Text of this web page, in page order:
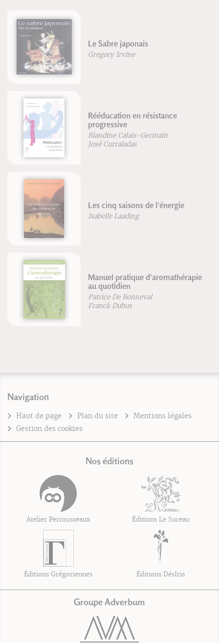
Repenser l'équitation
Frédéric Brigaud
Joséphine Lyon
VTT rouler plus vite
Jean-Paul Stéphan
Surpoids et obésité, suivez le
coach
Renaud Roussel
Nager en apnée
Luc Collard
Navigation
Haut de page Plan du site
Mentions légales
Gestion des cookies
Nos éditions
Atelier Perrousseaux Éditions Le Sureau
Éditions Grégoriennes Éditions DésIris
Groupe Adverbum